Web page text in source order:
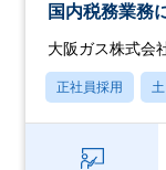
国内税務業務
大阪ガス株式会
正社員採用